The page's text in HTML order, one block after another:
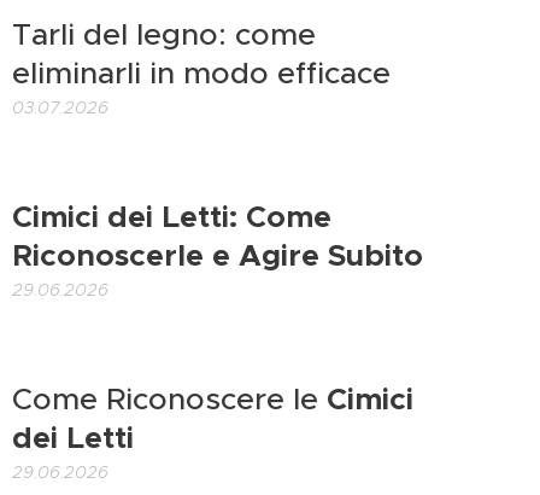
Tarli del legno: come
eliminarli in modo efficace
03.07.2026
Cimici dei Letti: Come
Riconoscerle e Agire Subito
29.06.2026
Come Riconoscere le Cimici
dei Letti
29.06.2026